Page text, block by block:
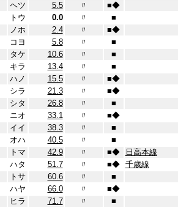
ヘツ 5.5 〃 ■◆
トウ 0.0 〃
■
ノホ 2.4 〃 ■◆
コヨ 5.8 〃
■
タケ 10.6 〃
■
キラ 13.4 〃
■
ハノ 15.5 〃 ■◆
シラ 21.3 〃 ■◆
シタ 26.8 〃
■
ニオ 33.1 〃 ■◆
イイ 38.3 〃
■
オハ 40.5 〃
■
トマ 42.9 〃 ■◆
日高本線
ハタ 51.7 〃 ■◆ 千歳線
トサ 60.6 〃
■
ハヤ 66.0 〃 ■◆
ヒラ 71.7 〃 ■